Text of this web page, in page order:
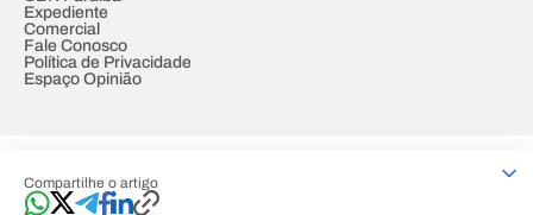
Compartilhe o artigo
Expediente
Comercial
Fale Conosco
Política de Privacidade
Espaço Opinião
Developed by Designed by